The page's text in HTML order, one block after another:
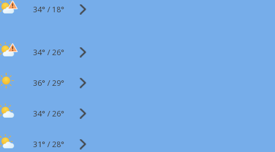
34° / 18°
34° /26°
36° /29°
34° /26°
31° /28°